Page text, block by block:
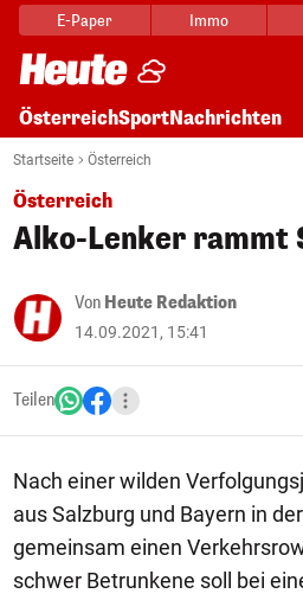
E-Paper Immo
ÖsterreichSportNachrichten
Startseite Österreich
Österreich
Alko-Lenker rammt
Von Heute Redaktion
14.09.2021, 15:41
Teilen
Nach einer wilden
aus Salzburg und Bayern in
gemeinsam einen
schwer Betrunkene soll bei